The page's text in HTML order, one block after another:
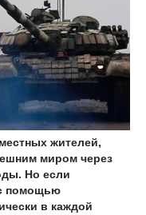
жителей,
миром через
Но если
с помощью
в каждой